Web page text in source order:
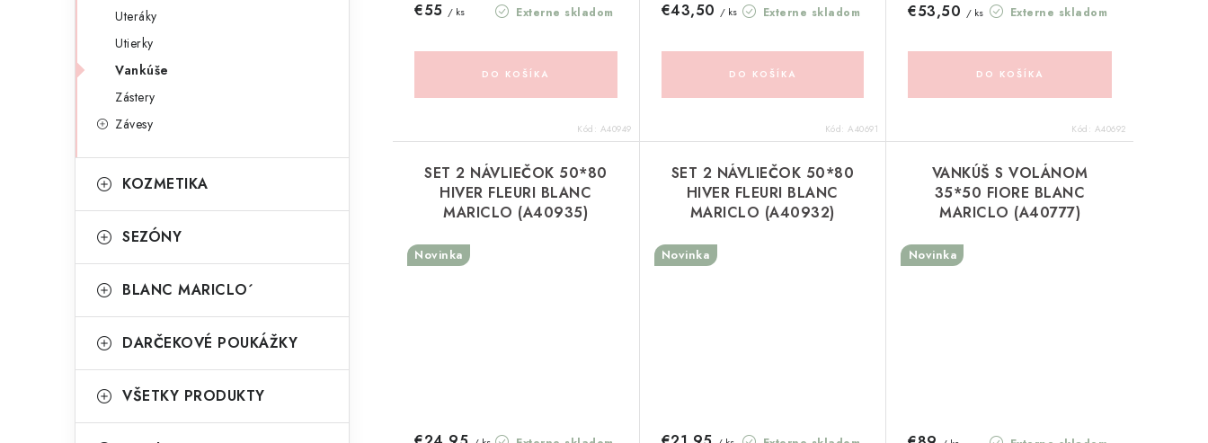
Uteráky
Utierky
Vankúše
Zástery
Závesy
KOZMETIKA
SEZÓNY
BLANC MARICLO´
DARČEKOVÉ POUKÁŽKY
VŠETKY PRODUKTY
d
u
k
t
o
v
o
Externe skladom
€55 / ks
DO KOŠÍKA
Kód: A40949
Externe skladom
€43,50 / ks
DO KOŠÍKA
Kód:A40691
Externe skladom
€53,50 / ks
DO KOŠÍKA
Kód: A40692
SET 2 NÁVLIEČOK 50*80
HIVER FLEURI BLANC
MARICLO (A40935)
Novinka
SET 2 NÁVLIEČOK 50*80
HIVER FLEURI BLANC
MARICLO (A40932)
Novinka
VANKÚŠ S VOLÁNOM
35*50 FIORE BLANC
MARICLO (A40777)
Novinka